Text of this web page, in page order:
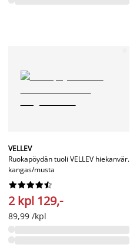
VELLEV
Ruokapöydän tuoli VELLEV hiekanvär.
kangas/musta






2 kpl 129,-
89,99 /kpl